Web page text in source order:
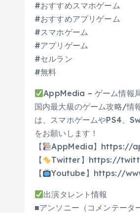
#おすすめスマホゲーム
#おすすめアプリゲーム​
#スマホゲーム
​#アプリゲーム​
#セルラン​
#無料
AppMedia – ゲーム情報
国内最大級のゲーム攻略/情
は、スマホゲームやPS4、
をお願いします！
【
AppMedia】https://
【
Twitter】https://
【
Youtube】https://
出演タレント情報
■アンソニー（コメンテータ